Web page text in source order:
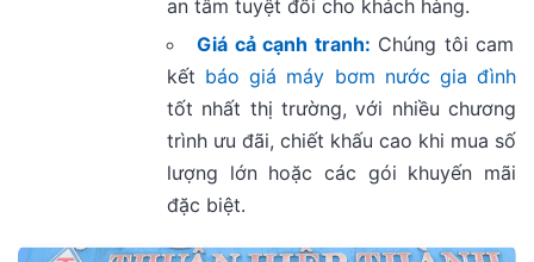
an tâm tuyệt đối cho khách hàng.
Giá cả cạnh tranh: Chúng tôi cam
kết báo giá máy bơm nước gia đình
tốt nhất thị trường, với nhiều chương
trình ưu đãi, chiết khấu cao khi mua số
lượng lớn hoặc các gói khuyến mãi
đặc biệt.